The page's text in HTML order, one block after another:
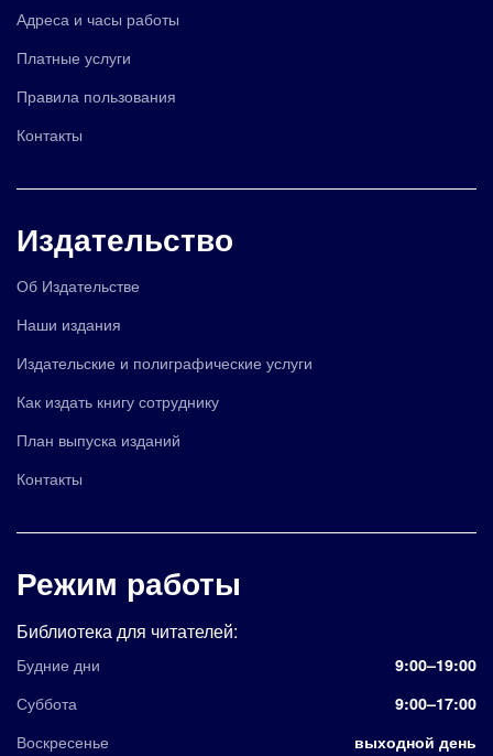
Адреса и часы работы
Платные услуги
Правила пользования
Контакты
Издательство
Об Издательстве
Наши издания
Издательские и полиграфические услуги
Как издать книгу сотруднику
План выпуска изданий
Контакты
Режим работы
Библиотека для читателей:
Будние дни 9:00–19:00
Суббота 9:00–17:00
Воскресенье выходной день